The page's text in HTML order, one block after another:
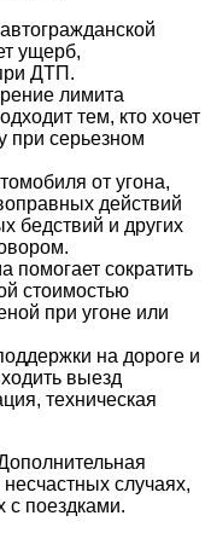
ущерб,
ДТП.
лимита
тем, кто хочет
при серьезном
от угона,
действий
бедствий и других
помогает сократить
стоимостью
при угоне или
на дороге и
выезд
техническая
случаях,
с поездками.